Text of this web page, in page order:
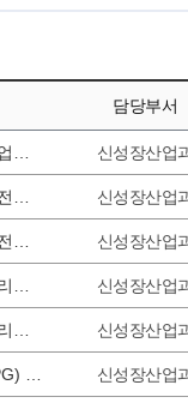
담당부서
액화석유가스 사업자등 지위승계 신고서 신성장산업
액화석유가스 충전사업,집단공급사업,판매사업,저장소 설치 변경허가 신청 신성장산업
액화석유가스 충전사업, 집단공급사업, 판매사업, 저장소설치 허가 신청서 신성장산업
고압가스 안전관리책임자 선임,해임,퇴직 신고 신성장산업
도시가스 안전관리책임자 선임,해임,퇴직 신고 신성장산업
액화석유가스(LPG) 안전관리책임자 선임,해임,퇴직 신고 신성장산업